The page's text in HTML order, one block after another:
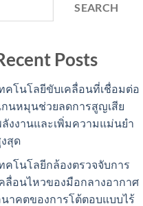
SEARCH
Posts
คโนโลยีขับเคลื่อนที่เชื่อมต่อ
นหมุนช่วยลดการสูญเสีย
งงานและเพิ่มความแม่นยำ
สุด
คโนโลยีกล้องตรวจจับการ
ลื่อนไหวของมือกลางอากาศ
าคตของการโต้ตอบแบบไร้